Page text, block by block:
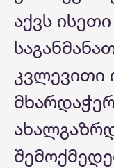
აქვს
კვლევითი